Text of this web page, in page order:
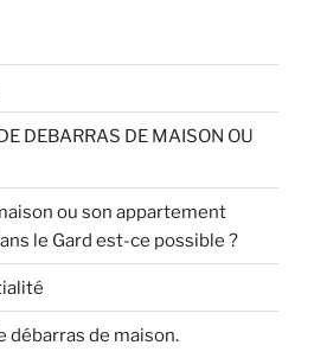
DEBARRAS DE MAISON OU
ou son appartement
le Gard est-ce possible ?
débarras de maison.